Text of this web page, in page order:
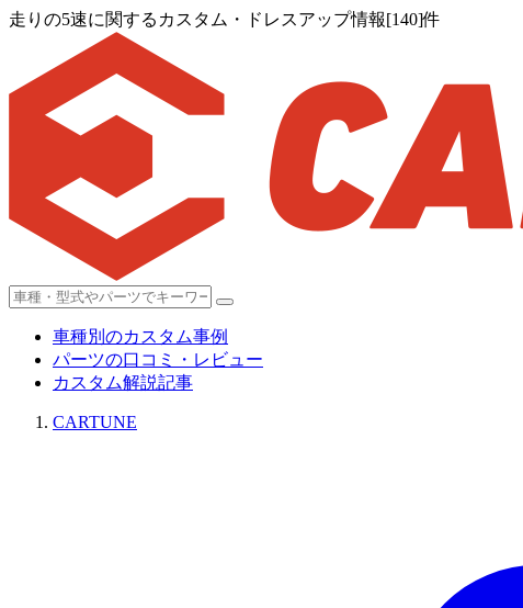
走りの5速に関するカスタム・ドレスアップ情報[140]件
車種別のカスタム事例
パーツの口コミ・レビュー
カスタム解説記事
CARTUNE